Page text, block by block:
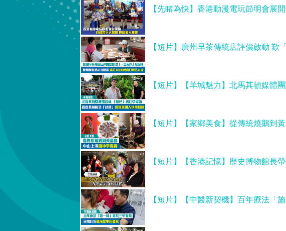
【先睹為快】香港動漫電玩節明會展
【短片】廣州早茶傳統店評價啟動
【短片】【羊城魅力】北馬其頓媒體
【短片】【家鄉美食】從傳統燒鵝到
【短片】【香港記憶】歷史博物館長
【短片】【中醫新契機】百年療法「